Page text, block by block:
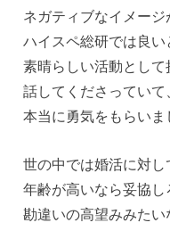
ネガティブなイメージ
ハイスペ総研では良い
素晴らしい活動として
話してくださっていて
本当に勇気をもらいま
世の中では婚活に対し
年齢が高いなら妥協し
勘違いの高望みみたい